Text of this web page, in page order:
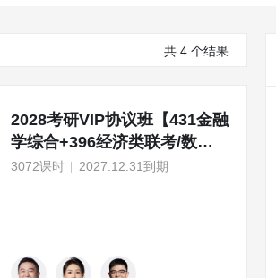
共 4 个结果
2028考研VIP协议班【431金融
学综合+396经济类联考/数学
+政英】
3072课时 2027.12.31到期